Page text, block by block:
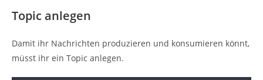
Topic anlegen
Damit ihr Nachrichten produzieren und konsumieren könnt,
müsst ihr ein Topic anlegen.